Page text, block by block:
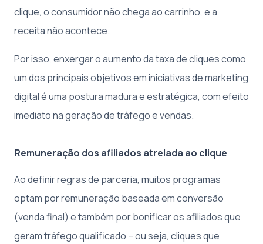
clique, o consumidor não chega ao carrinho, e a
receita não acontece.
Por isso, enxergar o aumento da taxa de cliques como
um dos principais objetivos em iniciativas de marketing
digital é uma postura madura e estratégica, com efeito
imediato na geração de tráfego e vendas.
Remuneração dos afiliados atrelada ao clique
Ao definir regras de parceria, muitos programas
optam por remuneração baseada em conversão
(venda final) e também por bonificar os afiliados que
geram tráfego qualificado – ou seja, cliques que